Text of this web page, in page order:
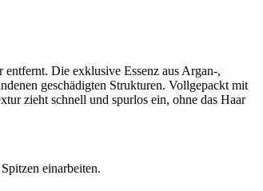
Die exklusive Essenz aus Argan-,
geschädigten Strukturen. Vollgepackt mit
zieht schnell und spurlos ein, ohne das Haar
einarbeiten.